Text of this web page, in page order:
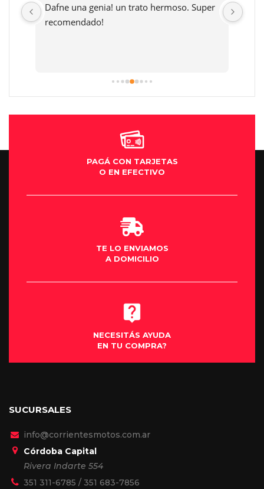
Dafne una genia! un trato hermoso. Super
recomendado!
PAGÁ CON TARJETAS
O EN EFECTIVO
TE LO ENVIAMOS
A DOMICILIO
NECESITÁS AYUDA
EN TU COMPRA?
SUCURSALES
info@corrientesmotos.com.ar
Córdoba Capital
Rivera Indarte 554
351 311-6785 / 351 683-7856